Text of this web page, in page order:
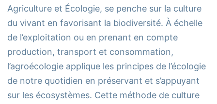
Agriculture et Écologie, se penche sur la culture
du vivant en favorisant la biodiversité. À échelle
de l’exploitation ou en prenant en compte
production, transport et consommation,
l’agroécologie applique les principes de l’écologie
de notre quotidien en préservant et s’appuyant
sur les écosystèmes. Cette méthode de culture